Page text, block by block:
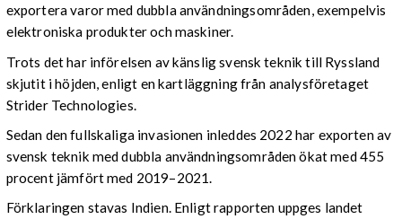
exportera varor med dubbla användningsområden, exempelvis
elektroniska produkter och maskiner.
Trots det har införelsen av känslig svensk teknik till Ryssland
skjutit i höjden, enligt en kartläggning från analysföretaget
Strider Technologies.
Sedan den fullskaliga invasionen inleddes 2022 har exporten av
svensk teknik med dubbla användningsområden ökat med 455
procent jämfört med 2019–2021.
Förklaringen stavas Indien. Enligt rapporten uppges landet